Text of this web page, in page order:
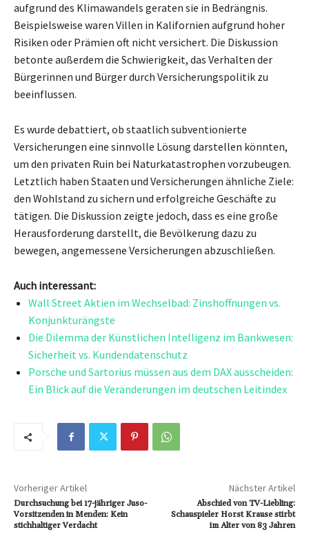
aufgrund des Klimawandels geraten sie in Bedrängnis.
Beispielsweise waren Villen in Kalifornien aufgrund hoher
Risiken oder Prämien oft nicht versichert. Die Diskussion
betonte außerdem die Schwierigkeit, das Verhalten der
Bürgerinnen und Bürger durch Versicherungspolitik zu
beeinflussen.
Es wurde debattiert, ob staatlich subventionierte
Versicherungen eine sinnvolle Lösung darstellen könnten,
um den privaten Ruin bei Naturkatastrophen vorzubeugen.
Letztlich haben Staaten und Versicherungen ähnliche Ziele:
den Wohlstand zu sichern und erfolgreiche Geschäfte zu
tätigen. Die Diskussion zeigte jedoch, dass es eine große
Herausforderung darstellt, die Bevölkerung dazu zu
bewegen, angemessene Versicherungen abzuschließen.
Auch interessant:
Wall Street Aktien im Wechselbad: Zinshoffnungen vs.
Konjunkturängste
Die Dilemma der Künstlichen Intelligenz im Bankwesen:
Sicherheit vs. Kundendatenschutz
Porsche und Sartorius müssen aus dem DAX ausscheiden:
Ein Blick auf die Veränderungen im deutschen Leitindex
Vorheriger Artikel
Durchsuchung bei 17-jähriger Juso-
Vorsitzenden in Menden: Kein
stichhaltiger Verdacht
Nächster Artikel
Abschied von TV-Liebling:
Schauspieler Horst Krause stirbt
im Alter von 83 Jahren